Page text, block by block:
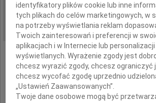
REGION: Łódź
DATA EMISJI: 03.03.2011
Krystynie
identyfikatory plików cookie lub inne
tych plikach do celów marketingowych, w
na potrzeby wyświetlania reklam
Twoich zainteresowań i preferencji w
aplikacjach i w Internecie lub
wyświetlanych. Wyrażenie zgody jest
chcesz wyrazić zgody, chcesz ograniczyć
chcesz wycofać zgodę uprzednio
„Ustawień Zaawansowanych”.
Twoje dane osobowe mogą być